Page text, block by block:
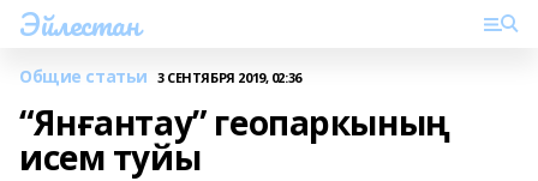
Эйлестан
Общие статьи 3 СЕНТЯБРЯ 2019, 02:36
“Янғантау” геопаркының
исем туйы